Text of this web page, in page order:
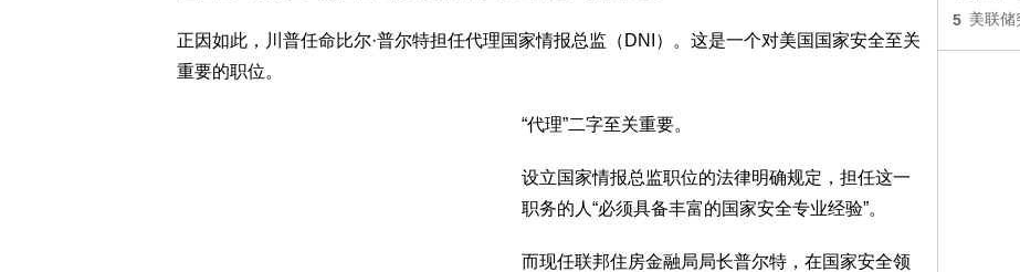
正因如此，川普任命比尔·普尔特担任代理国家情报总监（DNI）。这是一个对美国国家安全至关
重要的职位。
“代理”二字至关重要。
设立国家情报总监职位的法律明确规定，担任这一
职务的人“必须具备丰富的国家安全专业经验”。
而现任联邦住房金融局局长普尔特，在国家安全领
5 美联储